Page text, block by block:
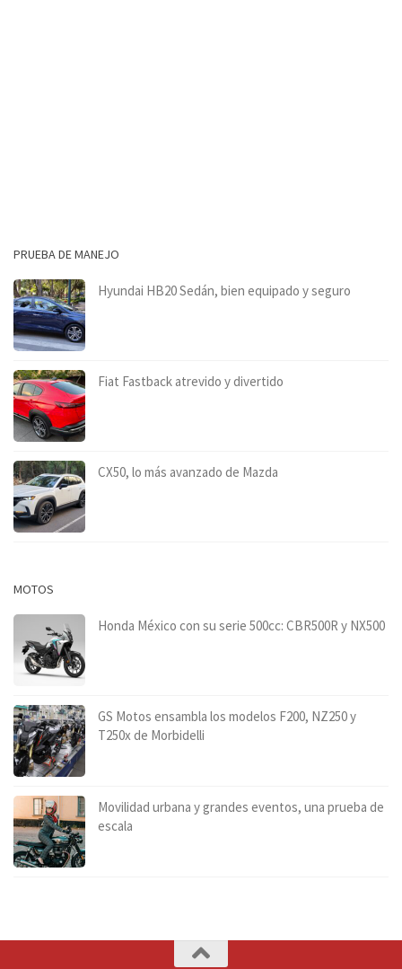
PRUEBA DE MANEJO
Hyundai HB20 Sedán, bien equipado y seguro
Fiat Fastback atrevido y divertido
CX50, lo más avanzado de Mazda
MOTOS
Honda México con su serie 500cc: CBR500R y NX500
GS Motos ensambla los modelos F200, NZ250 y
T250x de Morbidelli
Movilidad urbana y grandes eventos, una prueba de
escala